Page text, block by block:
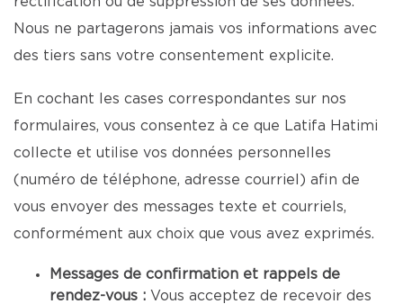
Nous ne partagerons jamais vos informations avec
des tiers sans votre consentement explicite.
En cochant les cases correspondantes sur nos
formulaires, vous consentez à ce que Latifa Hatimi
collecte et utilise vos données personnelles
(numéro de téléphone, adresse courriel) afin de
vous envoyer des messages texte et courriels,
conformément aux choix que vous avez exprimés.
Messages de confirmation et rappels de
rendez-vous : Vous acceptez de recevoir des